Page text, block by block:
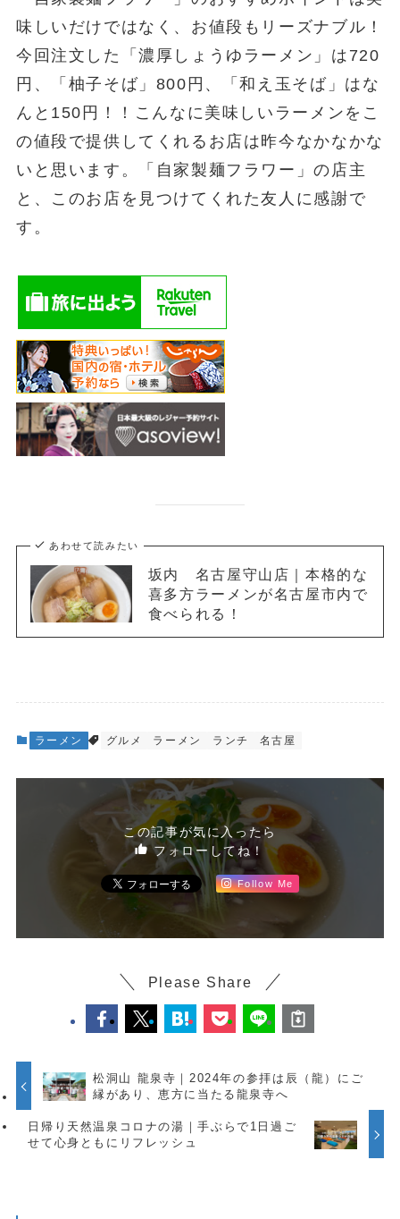
味しいだけではなく、お値段もリーズナブル！
今回注文した「濃厚しょうゆラーメン」は720
円、「柚子そば」800円、「和え玉そば」はな
んと150円！！こんなに美味しいラーメンをこ
の値段で提供してくれるお店は昨今なかなかな
いと思います。「自家製麺フラワー」の店主
と、このお店を見つけてくれた友人に感謝で
す。
あわせて読みたい
坂内 名古屋守山店｜本格的な
喜多方ラーメンが名古屋市内で
食べられる！
ラーメン グルメ ラーメン ランチ 名古屋
この記事が気に入ったら
フォローしてね！
Follow Me
Please Share
松洞山 龍泉寺｜2024年の参拝は辰（龍）にご
縁があり、恵方に当たる龍泉寺へ
日帰り天然温泉コロナの湯｜手ぶらで1日過ご
せて心身ともにリフレッシュ